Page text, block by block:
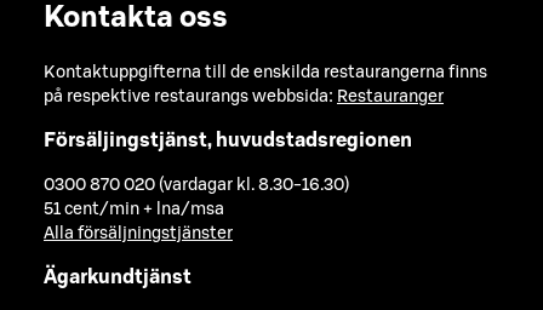
Kontakta oss
Kontaktuppgifterna till de enskilda restaurangerna finns
på respektive restaurangs webbsida: Restauranger
Försäljingstjänst, huvudstadsregionen
0300 870 020 (vardagar kl. 8.30-16.30)
51 cent/min + lna/msa
Alla försäljningstjänster
Ägarkundtjänst